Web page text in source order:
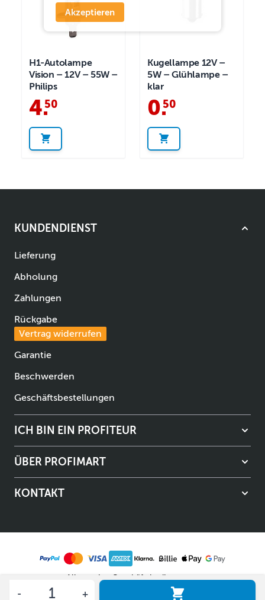
H1-Autolampe
Vision – 12V – 55W –
Philips
4.
50
Kugellampe 12V –
5W – Glühlampe –
klar
0.
50
KUNDENDIENST
Lieferung
Abholung
Zahlungen
Rückgabe
Vertrag widerrufen
Garantie
Beschwerden
Geschäftsbestellungen
ICH BIN EIN PROFITEUR
ÜBER PROFIMART
KONTAKT
Allgemeine Geschäftsbedingungen
Datenschutzerklärung
Akzeptieren